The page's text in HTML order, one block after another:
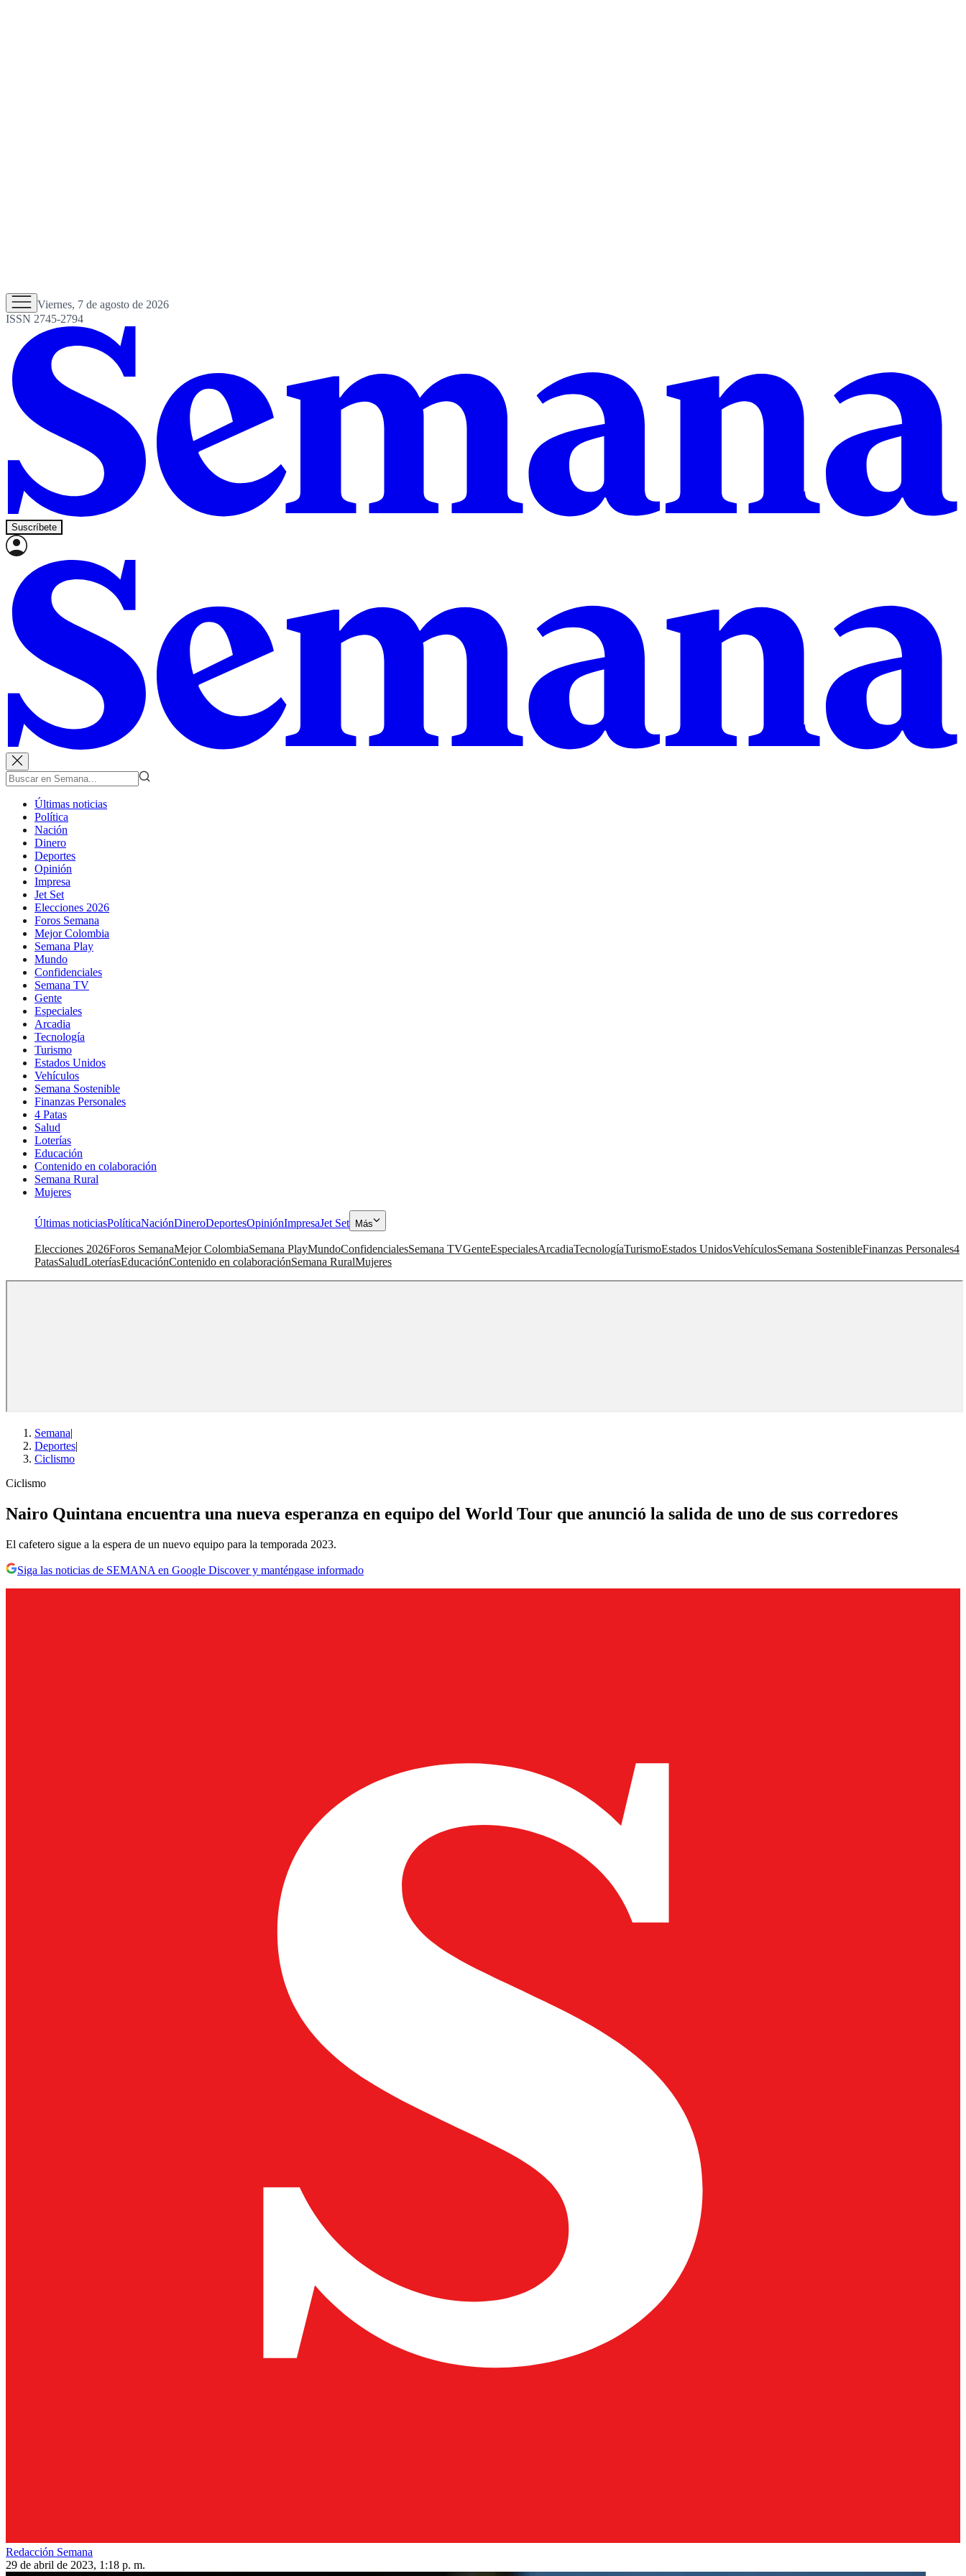
Viernes, 7 de agosto de 2026
ISSN 2745-2794
Suscríbete
Últimas noticias
Política
Nación
Dinero
Deportes
Opinión
Impresa
Jet Set
Elecciones 2026
Foros Semana
Mejor Colombia
Semana Play
Mundo
Confidenciales
Semana TV
Gente
Especiales
Arcadia
Tecnología
Turismo
Estados Unidos
Vehículos
Semana Sostenible
Finanzas Personales
4 Patas
Salud
Loterías
Educación
Contenido en colaboración
Semana Rural
Mujeres
Últimas noticiasPolíticaNaciónDineroDeportesOpiniónImpresaJet Set Más
Elecciones 2026Foros SemanaMejor ColombiaSemana PlayMundoConfidencialesSemana TVGenteEspecialesArcadiaTecnologíaTurismoEstados UnidosVehículosSemana SostenibleFinanzas Personales4
PatasSaludLoteríasEducaciónContenido en colaboraciónSemana RuralMujeres
Semana|
Deportes|
Ciclismo
Ciclismo
Nairo Quintana encuentra una nueva esperanza en equipo del World Tour que anunció la salida de uno de sus corredores
El cafetero sigue a la espera de un nuevo equipo para la temporada 2023.
Siga las noticias de SEMANA en Google Discover y manténgase informado
Redacción Semana
29 de abril de 2023, 1:18 p. m.